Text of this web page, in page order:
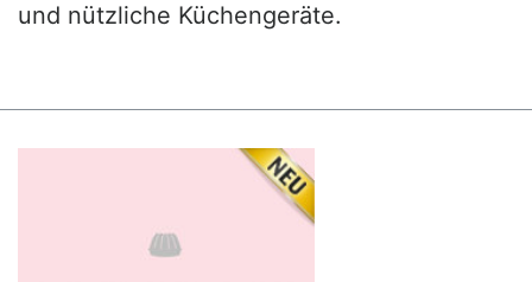
und nützliche Küchengeräte.